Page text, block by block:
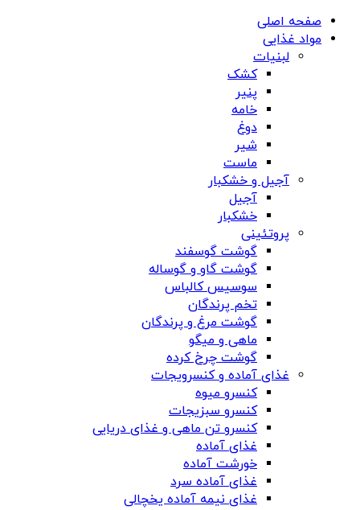
صفحه اصلی
مواد غذایی
لبنیات
کشک
پنیر
خامه
دوغ
شیر
ماست
آجیل و خشکبار
آجیل
خشکبار
پروتئینی
گوشت گوسفند
گوشت گاو و گوساله
سوسیس کالباس
تخم پرندگان
گوشت مرغ و پرندگان
ماهی و میگو
گوشت چرخ کرده
غذای آماده و کنسرویجات
کنسرو میوه
کنسرو سبزیجات
کنسرو تن ماهی و غذای دریایی
غذای آماده
خورشت آماده
غذای آماده سرد
غذای نیمه آماده یخچالی